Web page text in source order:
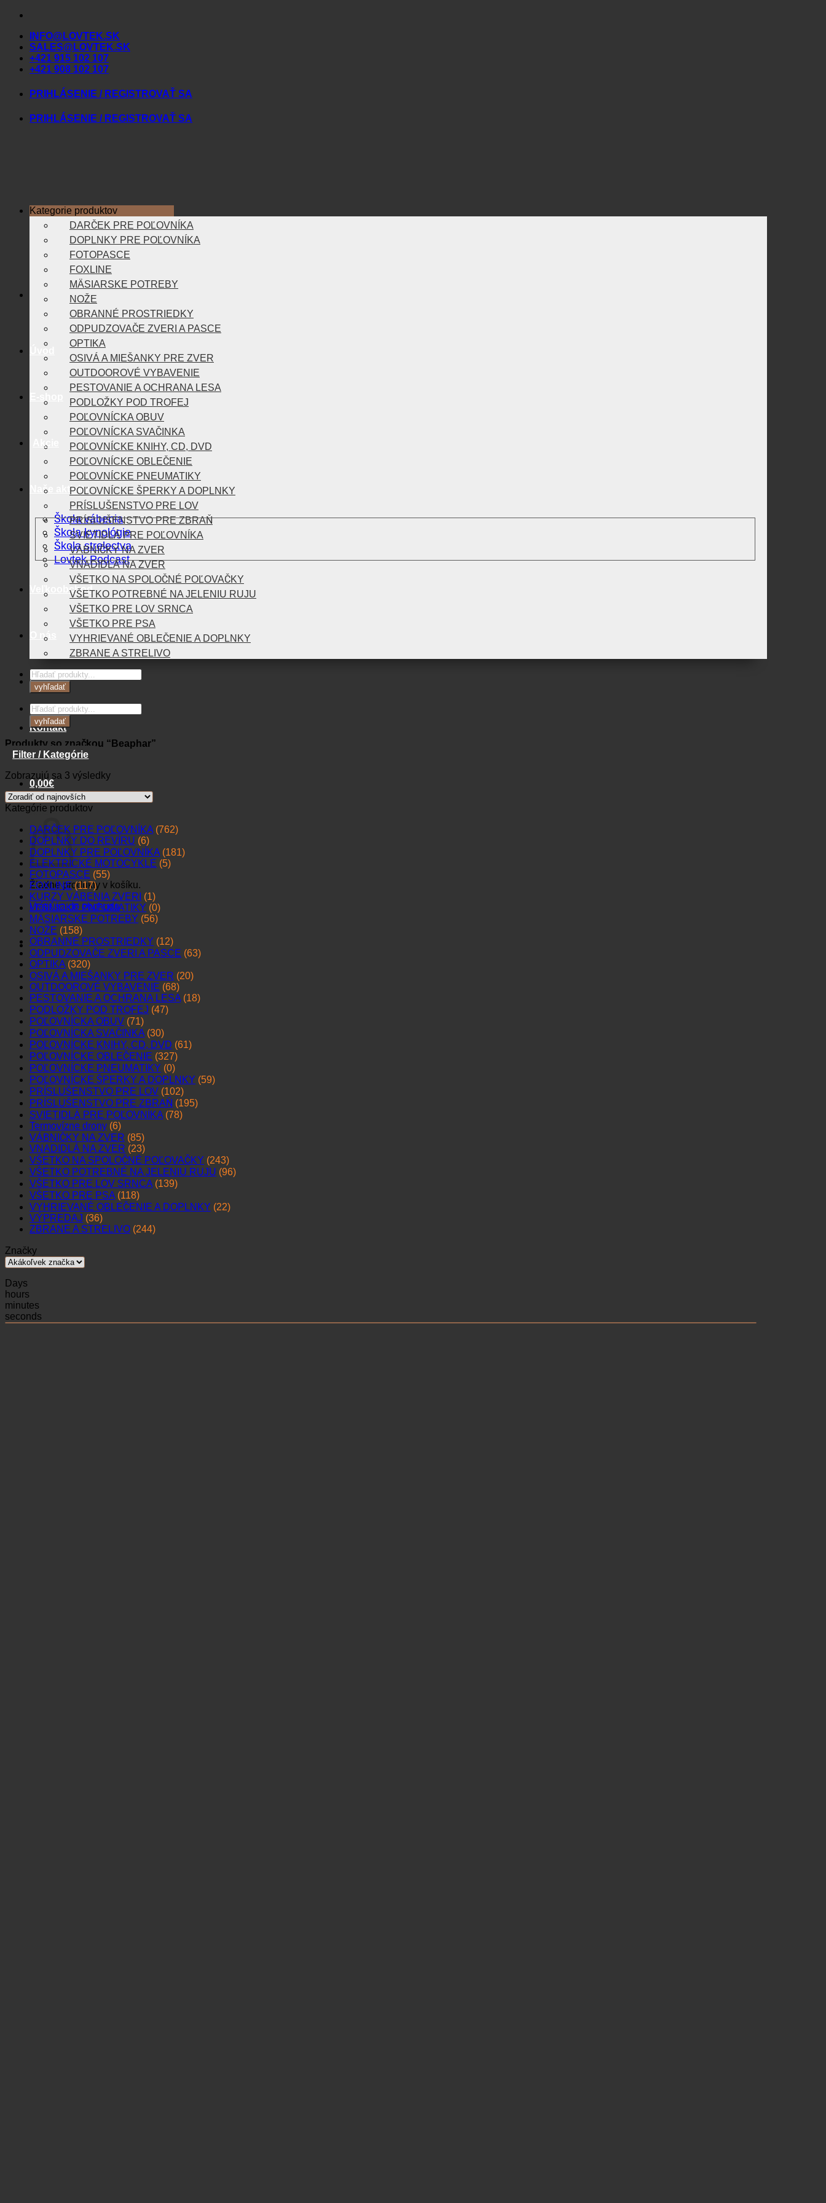
Skip
contentINFO@LOVTEK.SK
SALES@LOVTEK.SK
+421 915 102 107
+421 908 102 107
PRIHLÁSENIE / REGISTROVAŤ SA
PRIHLÁSENIE / REGISTROVAŤ SA
Akcie
Naše aktivity
Škola vábenia
Škola kynológie
Škola strelectva
Lovtek Podcast
Veľkoobchod
O nás
Blog
Kontakt
0,00€
Košík
Žiadne produkty v košíku.
Vrátiť sa do obchodu
Kategorie produktov
DARČEK PRE POĽOVNÍKA
DOPLNKY PRE POĽOVNÍKA
FOTOPASCE
FOXLINE
MÄSIARSKE POTREBY
NOŽE
OBRANNÉ PROSTRIEDKY
ODPUDZOVAČE ZVERI A PASCE
OPTIKA
OSIVÁ A MIEŠANKY PRE ZVER
OUTDOOROVÉ VYBAVENIE
PESTOVANIE A OCHRANA LESA
PODLOŽKY POD TROFEJ
POĽOVNÍCKA OBUV
POĽOVNÍCKA SVAČINKA
POĽOVNÍCKE KNIHY, CD, DVD
POĽOVNÍCKE OBLEČENIE
POĽOVNÍCKE PNEUMATIKY
POĽOVNÍCKE ŠPERKY A DOPLNKY
PRÍSLUŠENSTVO PRE LOV
PRÍSLUŠENSTVO PRE ZBRAŇ
SVIETIDLÁ PRE POĽOVNÍKA
VÁBNIČKY NA ZVER
VNADIDLÁ NA ZVER
VŠETKO NA SPOLOČNÉ POĽOVAČKY
VŠETKO POTREBNÉ NA JELENIU RUJU
VŠETKO PRE LOV SRNCA
VŠETKO PRE PSA
VYHRIEVANÉ OBLEČENIE A DOPLNKY
ZBRANE A STRELIVO
Products
search
vyhľadať
Products
search
vyhľadať
Produkty so značkou “Beaphar”
Filter / Kategórie
Zobrazujú sa 3 výsledkyZoradené
najnovších
Kategórie produktov
DARČEK PRE POĽOVNÍKA (762)
DOPLNKY DO REVÍRU (6)
DOPLNKY PRE POĽOVNÍKA (181)
ELEKTRICKÉ MOTOCYKLE (5)
FOTOPASCE (55)
FOXLINE (117)
KURZY VÁBENIA ZVERI (1)
LESNÍCKE PNEUMATIKY (0)
MÄSIARSKE POTREBY (56)
NOŽE (158)
OBRANNÉ PROSTRIEDKY (12)
ODPUDZOVAČE ZVERI A PASCE (63)
OPTIKA (320)
OSIVÁ A MIEŠANKY PRE ZVER (20)
OUTDOOROVÉ VYBAVENIE (68)
PESTOVANIE A OCHRANA LESA (18)
PODLOŽKY POD TROFEJ (47)
POĽOVNÍCKA OBUV (71)
POĽOVNÍCKA SVAČINKA (30)
POĽOVNÍCKE KNIHY, CD, DVD (61)
POĽOVNÍCKE OBLEČENIE (327)
POĽOVNÍCKE PNEUMATIKY (0)
POĽOVNÍCKE ŠPERKY A DOPLNKY (59)
PRÍSLUŠENSTVO PRE LOV (102)
PRÍSLUŠENSTVO PRE ZBRAŇ (195)
SVIETIDLÁ PRE POĽOVNÍKA (78)
Termovízne drony (6)
VÁBNIČKY NA ZVER (85)
VNADIDLÁ NA ZVER (23)
VŠETKO NA SPOLOČNÉ POĽOVAČKY (243)
VŠETKO POTREBNÉ NA JELENIU RUJU (96)
VŠETKO PRE LOV SRNCA (139)
VŠETKO PRE PSA (118)
VYHRIEVANÉ OBLEČENIE A DOPLNKY (22)
VÝPREDAJ (36)
ZBRANE A STRELIVO (244)
Značky
Days
hours
minutes
seconds